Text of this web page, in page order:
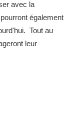
avec la
également
Tout au
leur